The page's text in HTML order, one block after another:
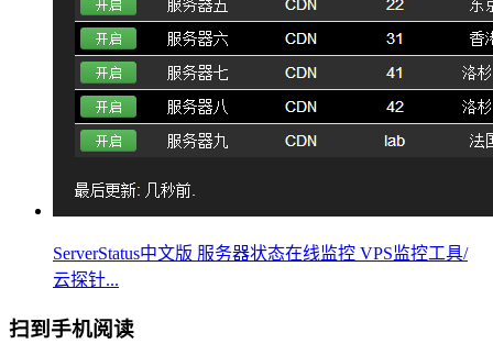
ServerStatus中文版 服务器状态在线监控 VPS监控工具/
云探针...
扫到手机阅读